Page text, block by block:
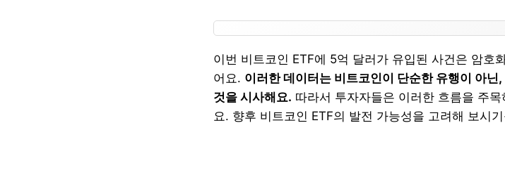
이번 비트코인 ETF에 5억 달러가 유입된 사건은 암호
어요. 이러한 데이터는 비트코인이 단순한 유행이 아
것을 시사해요. 따라서 투자자들은 이러한 흐름을 주
요. 향후 비트코인 ETF의 발전 가능성을 고려해 보시